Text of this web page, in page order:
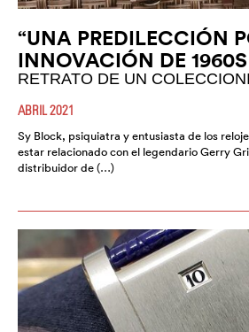
“UNA PREDILECCIÓN
INNOVACIÓN DE 1960S
RETRATO DE UN
ABRIL 2021
Sy Block, psiquiatra y entusiasta de los
estar relacionado con el legendario Gerry
distribuidor de (…)